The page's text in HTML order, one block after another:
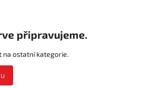
připravujeme.
na ostatní kategorie.